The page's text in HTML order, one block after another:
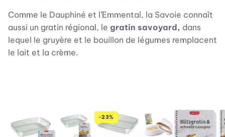
Comme le Dauphiné et l’Emmental, la Savoie connaît
aussi un gratin régional, le gratin savoyard, dans
lequel le gruyère et le bouillon de légumes remplacent
le lait et la crème.
-23%